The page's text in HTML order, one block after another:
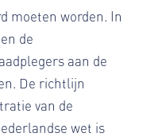
moeten worden. In
de
aan de
De richtlijn
van de
wet is